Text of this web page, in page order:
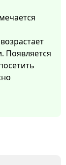
Появляется